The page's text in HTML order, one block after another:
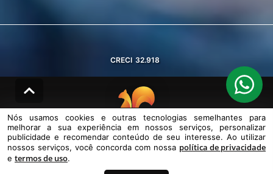
CRECI 32.918
© DESENVOLVIDO PELAAGIL.NET
Nós usamos cookies e outras tecnologias semelhantes para melhorar a
sua experiência em nossos serviços, personalizar publicidade e
Nós usamos cookies e outras tecnologias semelhantes para
melhorar a sua experiência em nossos serviços, personalizar
publicidade e recomendar conteúdo de seu interesse. Ao utilizar
nossos serviços, você concorda com nossa política de privacidade
e termos de uso.